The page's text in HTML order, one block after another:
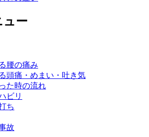
ュー
腰の痛み
頭痛・めまい・吐き気
た時の流れ
ビリ
ち
故